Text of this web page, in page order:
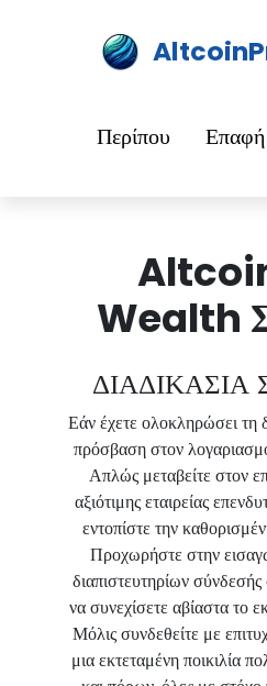
Περίπου Επαφή
Wealth
Εάν έχετε ολοκληρώσει τη
πρόσβαση στον λογαριασμό
Απλώς μεταβείτε στον
αξιότιμης εταιρείας
εντοπίστε την
Προχωρήστε στην
διαπιστευτηρίων
να συνεχίσετε αβίαστα το
Μόλις συνδεθείτε με
μια εκτεταμένη ποικιλία